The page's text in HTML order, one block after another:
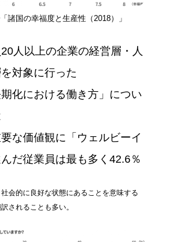
諸国の幸福度と生産性（2018）」
人以上の企業の経営層・人
対象に行った
期化における働き方」につい
な価値観に「ウェルビーイ
だ従業員は最も多く42.6％
会的に良好な状態にあることを意味する
されることも多い。